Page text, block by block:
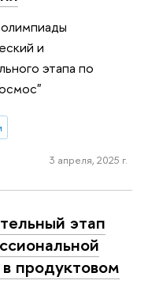
и
этапа по
3 апреля, 2025 г.
этап
продуктовом